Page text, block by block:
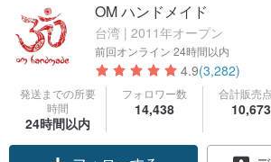
OM ハンドメイド
台湾 | 2011年オープン
前回オンライン 24時間以内
4.9(3,282)
発送までの所要
時間
24時間以内
フォロワー数
14,438
合計販売
10,673